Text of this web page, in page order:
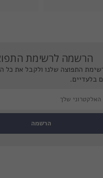
הרשמה לרשימת
התפוצה שלנו ולקבל את כל
בלעדיים.
הרשמה